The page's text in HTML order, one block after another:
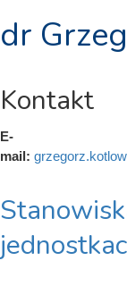
dr
Kontakt
E-
mail: